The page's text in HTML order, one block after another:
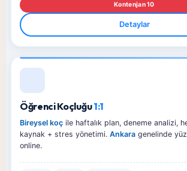
Kontenjan 10
Detaylar
Öğrenci Koçluğu1:1
Bireysel koç ile haftalık plan, deneme analizi,
kaynak + stres yönetimi. Ankara genelinde
online.